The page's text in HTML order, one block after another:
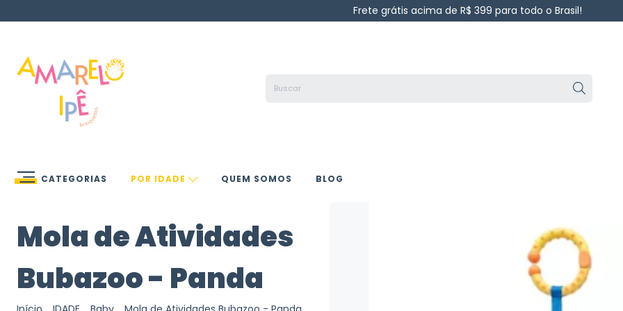
Frete grátis acima de R$ 399 para todo o Brasil!
CATEGORIAS POR IDADE QUEM SOMOS BLOG
Mola de Atividades
Bubazoo - Panda